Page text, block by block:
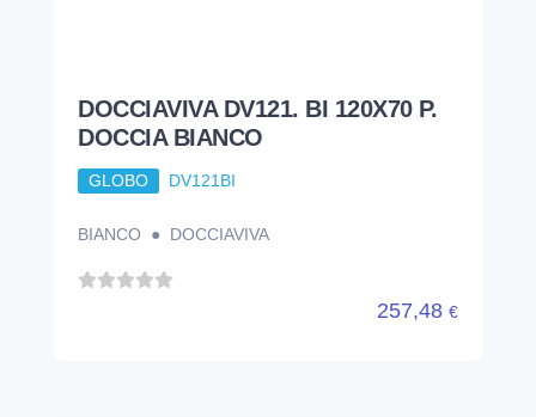
DOCCIAVIVA DV121. BI 120X70 P.
DOCCIA BIANCO
GLOBO DV121BI
BIANCO ● DOCCIAVIVA
257,48 €